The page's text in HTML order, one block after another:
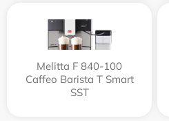
Melitta F 840-100
Caffeo Barista T Smart
SST